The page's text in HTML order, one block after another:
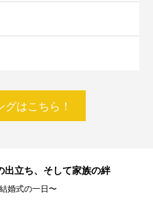
はこちら！
出立ち、そして家族の絆
婚式の一日〜